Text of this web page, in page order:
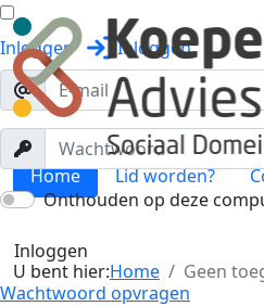
Inloggen Inloggen
Onthouden op deze
Inloggen
Wachtwoord opvragen
Home Lid worden?
U bent hier:Home Geen